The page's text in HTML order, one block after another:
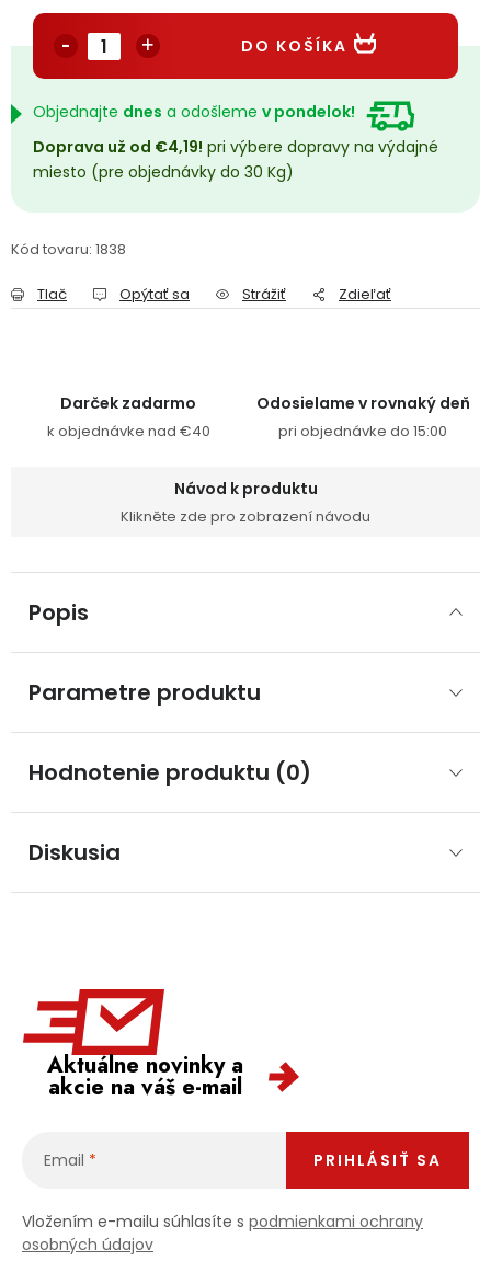
Přihlášení
DO KOŠÍKA
Objednajte dnes a odošleme v pondelok!
Doprava už od €4,19! pri výbere dopravy na výdajné
miesto (pre objednávky do 30 Kg)
Kód tovaru: 1838
Tlač Opýtať sa Strážiť Zdieľať
Darček zadarmo
k objednávke nad €40
Odosielame v rovnaký deň
pri objednávke do 15:00
Návod k produktu
Klikněte zde pro zobrazení návodu
Popis
Parametre produktu
Hodnotenie produktu (0)
Diskusia
Aktuálne novinky a
akcie na váš e-mail
Email
Vložením e-mailu súhlasíte s podmienkami ochrany
osobných údajov
PRIHLÁSIŤ SA